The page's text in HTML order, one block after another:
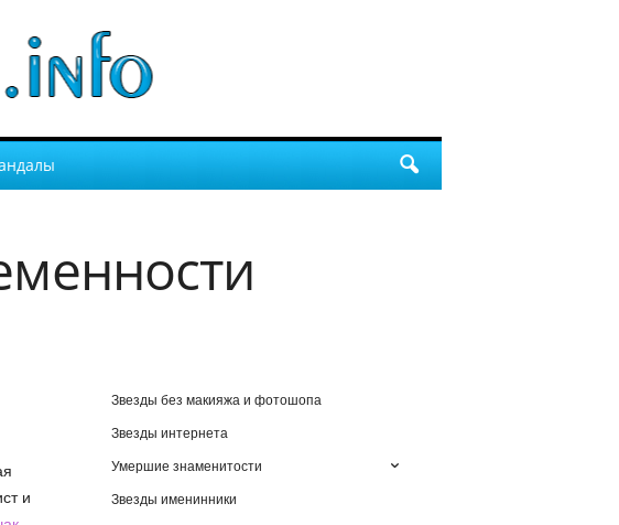
и
Звезды без макияжа и фотошопа
Звезды интернета
Умершие знаменитости
Звезды именинники